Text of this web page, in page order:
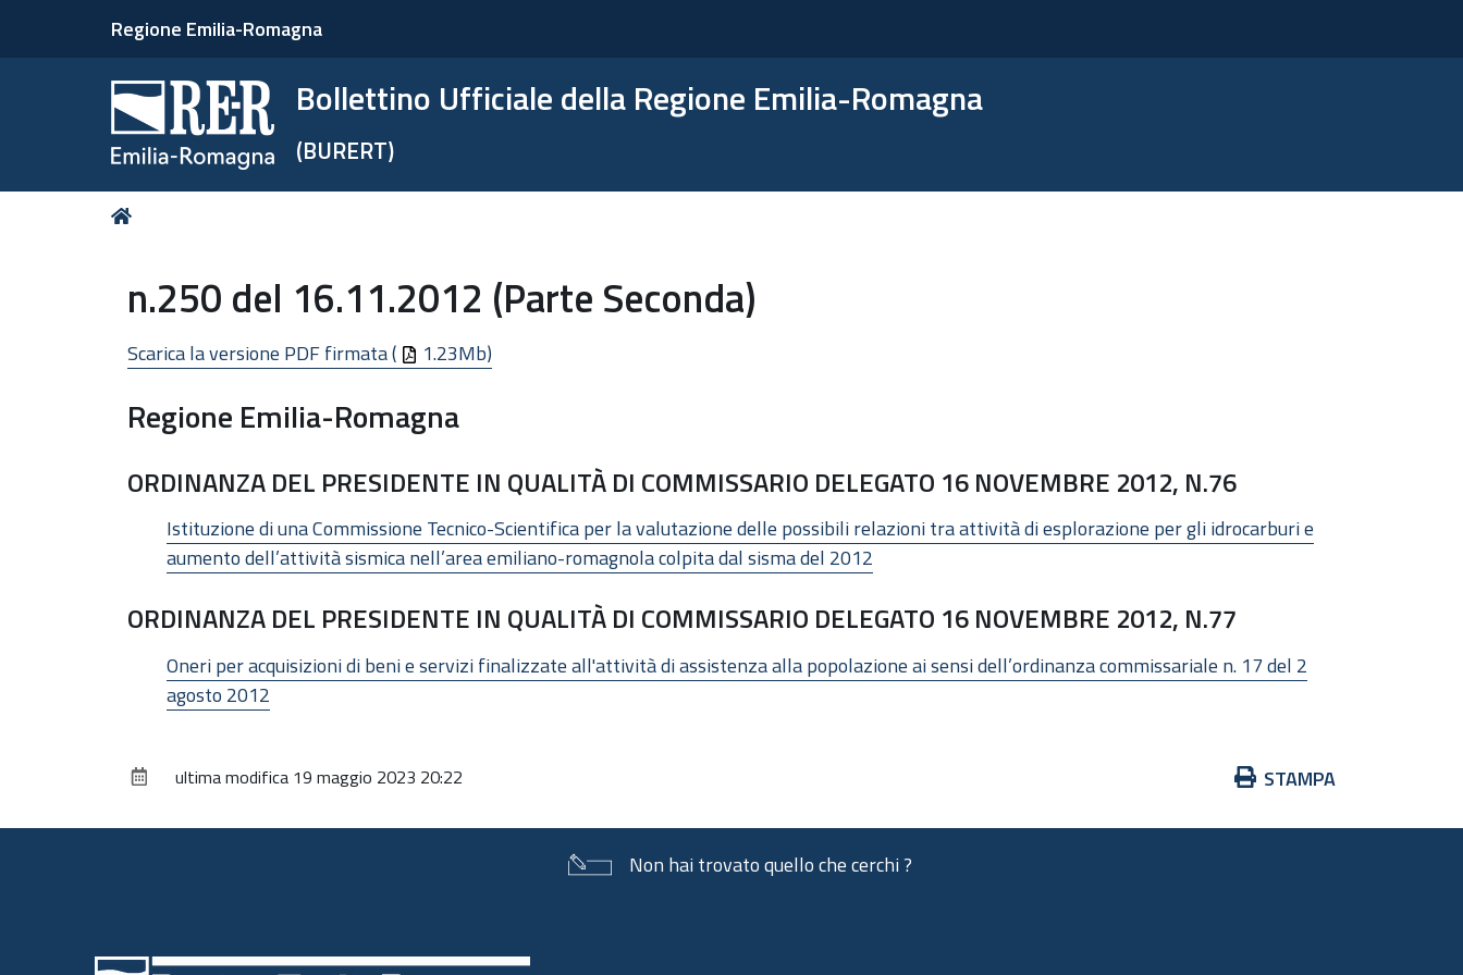
Regione Emilia-Romagna
Bollettino Ufficiale della Regione Emilia-Romagna
(BURERT)
Tu
n.250 del 16.11.2012 (Parte Seconda)
Scarica la versione PDF firmata ( 1.23Mb)
Regione Emilia-Romagna
ORDINANZA DEL PRESIDENTE IN QUALITÀ DI COMMISSARIO DELEGATO 16 NOVEMBRE 2012, N.76
Istituzione di una Commissione Tecnico-Scientifica per la valutazione delle possibili relazioni tra attività di esplorazione per gli idrocarburi e
aumento dell’attività sismica nell’area emiliano-romagnola colpita dal sisma del 2012
ORDINANZA DEL PRESIDENTE IN QUALITÀ DI COMMISSARIO DELEGATO 16 NOVEMBRE 2012, N.77
Oneri per acquisizioni di beni e servizi finalizzate all'attività di assistenza alla popolazione ai sensi dell’ordinanza commissariale n. 17 del 2
agosto 2012
Azioni
documento
STAMPA
ultima modifica 19 maggio 2023 20:22
Non hai trovato quello che cerchi ?